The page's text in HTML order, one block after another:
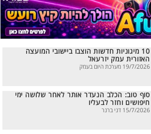
10 מיגוניות חדשות הוצבו ביישובי המועצה
האזורית עמק יזרעאל
19/7/2026 מערכת היום בעמק
סוף טוב: הכלב הנעדר אותר לאחר שלושה ימי
חיפושים וחזר לבעליו
15/7/2026 דני ברנר